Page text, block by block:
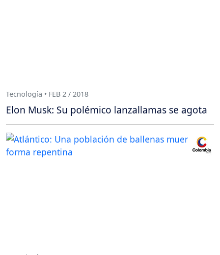
Tecnología • FEB 2 / 2018
Elon Musk: Su polémico lanzallamas se agota